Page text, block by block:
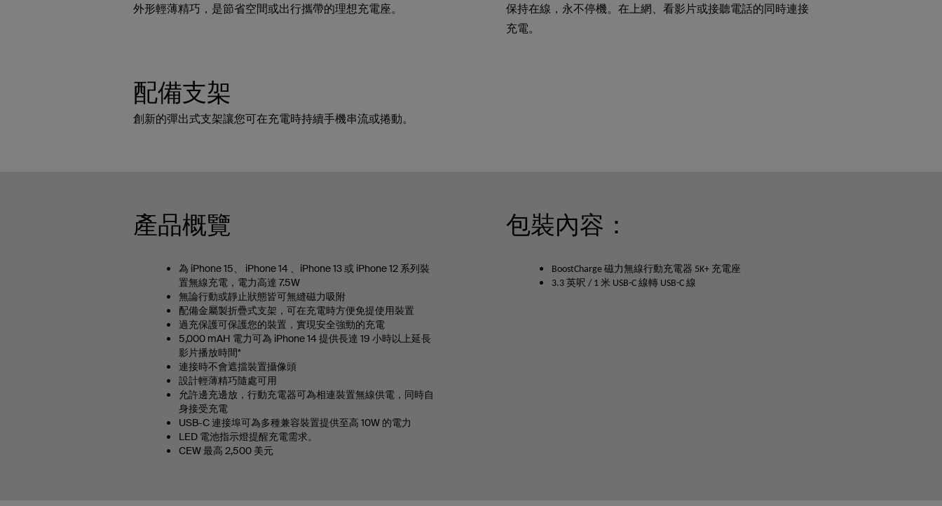
外形輕薄精巧，是節省空間或出行攜帶的理想充電座。
保持在線，永不停機。在上網、看影片或接聽電話的同時連接
充電。
配備支架
創新的彈出式支架讓您可在充電時持續手機串流或捲動。
產品概覽
為 iPhone 15、 iPhone 14 、iPhone 13 或 iPhone 12 系列裝
置無線充電，電力高達 7.5W
無論行動或靜止狀態皆可無縫磁力吸附
配備金屬製折疊式支架，可在充電時方便免提使用裝置
過充保護可保護您的裝置，實現安全強勁的充電
5,000 mAH 電力可為 iPhone 14 提供長達 19 小時以上延長
影片播放時間*
連接時不會遮擋裝置攝像頭
設計輕薄精巧隨處可用
允許邊充邊放，行動充電器可為相連裝置無線供電，同時自
身接受充電
USB-C 連接埠可為多種兼容裝置提供至高 10W 的電力
LED 電池指示燈提醒充電需求。
CEW 最高 2,500 美元
包裝內容：
BoostCharge 磁力無線行動充電器 5K+ 充電座
3.3 英呎 / 1 米 USB-C 線轉 USB-C 線